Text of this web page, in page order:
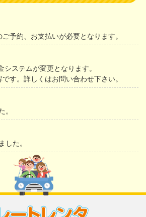
予約、お支払いが必要となります。
ステムが変更となります。
す。詳しくはお問い合わせ下さい。
。
した。